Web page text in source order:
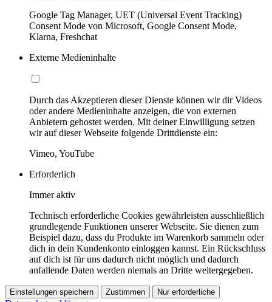
Google Tag Manager, UET (Universal Event Tracking)
Consent Mode von Microsoft, Google Consent Mode,
Klarna, Freshchat
Externe Medieninhalte
Durch das Akzeptieren dieser Dienste können wir dir Videos
oder andere Medieninhalte anzeigen, die von externen
Anbietern gehostet werden. Mit deiner Einwilligung setzen
wir auf dieser Webseite folgende Drittdienste ein:
Vimeo, YouTube
Erforderlich
Immer aktiv
Technisch erforderliche Cookies gewährleisten ausschließlich
grundlegende Funktionen unserer Webseite. Sie dienen zum
Beispiel dazu, dass du Produkte im Warenkorb sammeln oder
dich in dein Kundenkonto einloggen kannst. Ein Rückschluss
auf dich ist für uns dadurch nicht möglich und dadurch
anfallende Daten werden niemals an Dritte weitergegeben.
Einstellungen speichern Zustimmen Nur erforderliche